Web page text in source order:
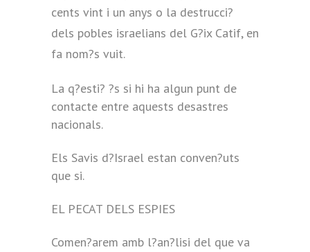
cents vint i un anys o la destrucci?
dels pobles israelians del G?ix Catif, en
fa nom?s vuit.
La q?esti? ?s si hi ha algun punt de
contacte entre aquests desastres
nacionals.
Els Savis d?Israel estan conven?uts
que si.
EL PECAT DELS ESPIES
Comen?arem amb l?an?lisi del que va